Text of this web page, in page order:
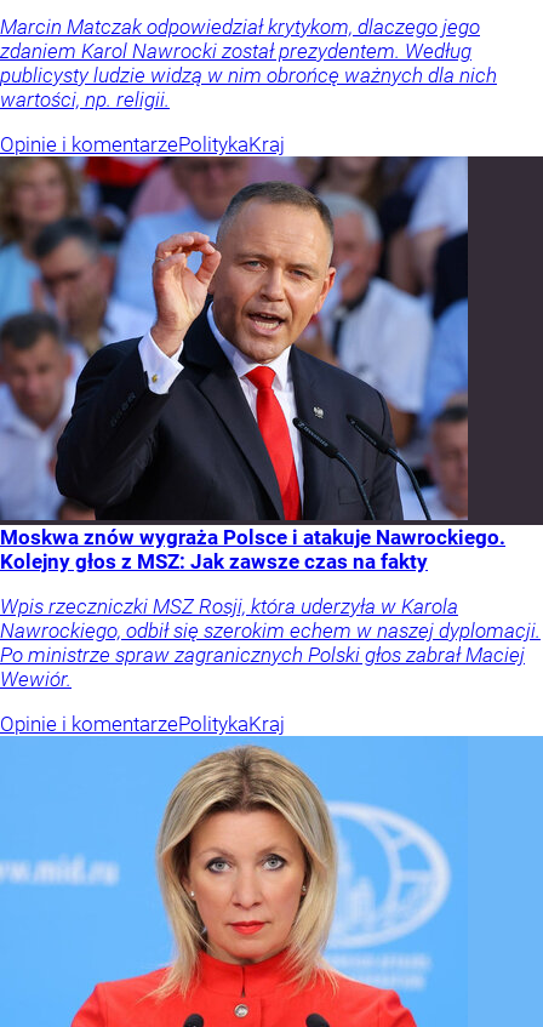
Marcin Matczak odpowiedział krytykom, dlaczego jego
zdaniem Karol Nawrocki został prezydentem. Według
publicysty ludzie widzą w nim obrońcę ważnych dla nich
wartości, np. religii.
Opinie i komentarzePolitykaKraj
Moskwa znów wygraża Polsce i atakuje Nawrockiego.
Kolejny głos z MSZ: Jak zawsze czas na fakty
Wpis rzeczniczki MSZ Rosji, która uderzyła w Karola
Nawrockiego, odbił się szerokim echem w naszej dyplomacji.
Po ministrze spraw zagranicznych Polski głos zabrał Maciej
Wewiór.
Opinie i komentarzePolitykaKraj